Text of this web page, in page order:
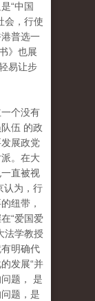
“中国
会，行使
普选一
》也展
易让步
个没有
伍 的政
展政党
。在大
直被视
认为，行
纽带，
“爱国爱
法学教授
明确代
发展“并
题， 是
题，是